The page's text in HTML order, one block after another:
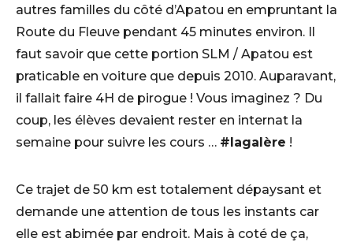
autres familles du côté d’Apatou en empruntant la
Route du Fleuve pendant 45 minutes environ. Il
faut savoir que cette portion SLM / Apatou est
praticable en voiture que depuis 2010. Auparavant,
il fallait faire 4H de pirogue ! Vous imaginez ? Du
coup, les élèves devaient rester en internat la
semaine pour suivre les cours … #lagalère !
Ce trajet de 50 km est totalement dépaysant et
demande une attention de tous les instants car
elle est abimée par endroit. Mais à coté de ça,